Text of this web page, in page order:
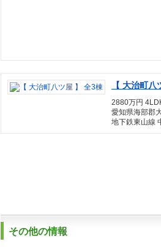
【 大治町
2880万円
愛知県海部郡
地下鉄東山線
その他の情報